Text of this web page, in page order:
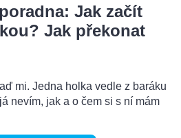
Jak začít
Jak překonat
mi. Jedna holka vedle z baráku
nevím, jak a o čem si s ní mám